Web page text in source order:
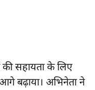
की सहायताके लिए
बढ़ाया। अभिनेता ने